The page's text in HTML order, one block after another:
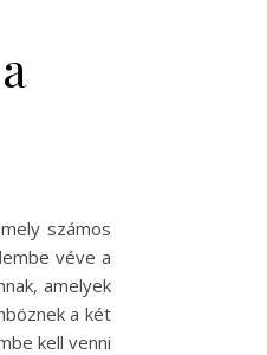
számos
véve a
amelyek
a két
kell venni